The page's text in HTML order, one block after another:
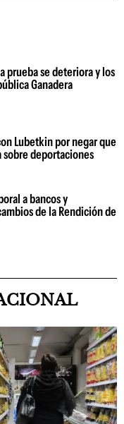
prueba se deteriora y los
Ganadera
Lubetkin por negar que
sobre deportaciones
a bancos y
de la Rendición de